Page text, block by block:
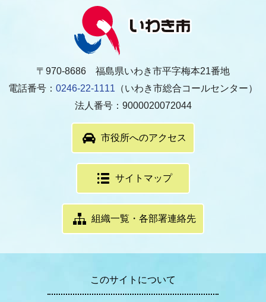
〒970-8686 福島県いわき市平字梅本21番地
電話番号： 0246-22-1111 （いわき市総合コールセンター）
法人番号：9000020072044
市役所へのアクセス
サイトマップ
組織一覧・各部署連絡先
このサイトについて